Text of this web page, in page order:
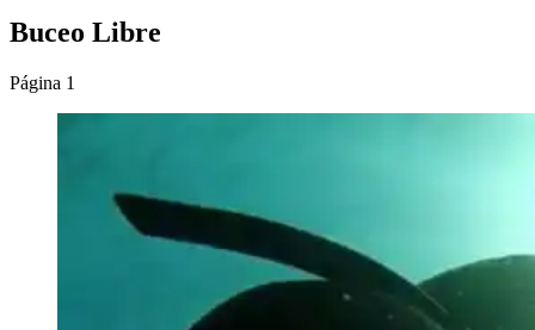
Buceo Libre
Página 1